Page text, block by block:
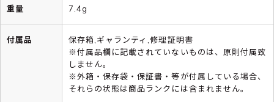
重量 7.4g
付属品
保存箱,ギャランティ,修理証明書
※付属品欄に記載されていないものは、原則付属致
しません。
※外箱・保存袋・保証書・等が付属している場合、
それらの状態は商品ランクには含まれません。